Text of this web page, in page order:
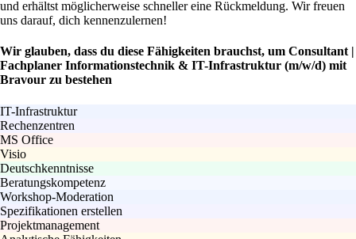
und erhältst möglicherweise schneller eine Rückmeldung. Wir freuen
uns darauf, dich kennenzulernen!
Wir glauben, dass du diese Fähigkeiten brauchst, um Consultant |
Fachplaner Informationstechnik & IT-Infrastruktur (m/w/d) mit
Bravour zu bestehen
IT-Infrastruktur
Rechenzentren
MS Office
Visio
Deutschkenntnisse
Beratungskompetenz
Workshop-Moderation
Spezifikationen erstellen
Projektmanagement